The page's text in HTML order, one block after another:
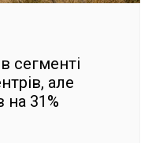
сегменті
але
на 31%